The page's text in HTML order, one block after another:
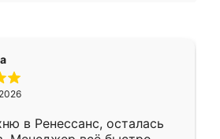
в Ренессанс, осталась